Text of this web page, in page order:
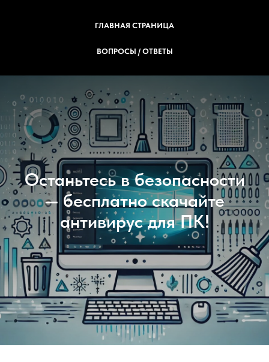
ГЛАВНАЯ СТРАНИЦА
ВОПРОСЫ / ОТВЕТЫ
Останьтесь в безопасности
— бесплатно скачайте
антивирус для ПК!